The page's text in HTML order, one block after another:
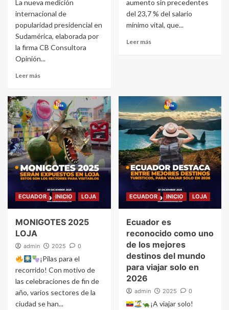
La nueva medición
internacional de
popularidad presidencial en
Sudamérica, elaborada por
la firma CB Consultora
Opinión...
Leer más
aumento sin precedentes
del 23,7 % del salario
mínimo vital, que...
Leer más
ECUADOR INICIO LOJA
MONIGOTES 2025
LOJA
admin 2025 0
¡Pilas para el
recorrido! Con motivo de
las celebraciones de fin de
año, varios sectores de la
ciudad se han...
ECUADOR INICIO LOJA
Ecuador es
reconocido como uno
de los mejores
destinos del mundo
para viajar solo en
2026
admin 2025 0
¡A viajar solo!